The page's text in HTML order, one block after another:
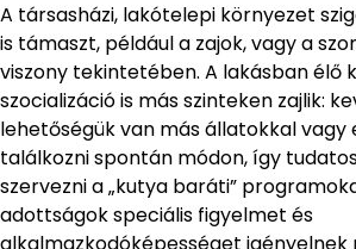
A társasházi, lakótelepi környezet
is támaszt, például a zajok, vagy a
viszony tekintetében. A lakásban élő
szocializáció is más szinteken zajlik:
lehetőségük van más állatokkal
találkozni spontán módon, így
szervezni a „kutya baráti”
adottságok speciális figyelmet és